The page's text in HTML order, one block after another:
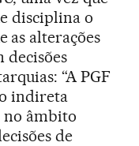
disciplina o
as alterações
“A PGF
indireta
no âmbito
de